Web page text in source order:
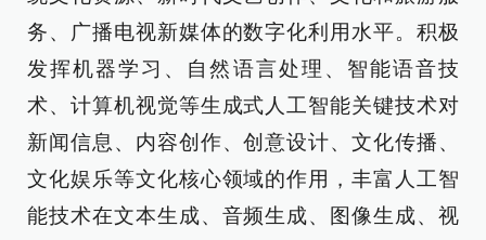
务、广播电视新媒体的数字化利用水平。积极
发挥机器学习、自然语言处理、智能语音技
术、计算机视觉等生成式人工智能关键技术对
新闻信息、内容创作、创意设计、文化传播、
文化娱乐等文化核心领域的作用，丰富人工智
能技术在文本生成、音频生成、图像生成、视